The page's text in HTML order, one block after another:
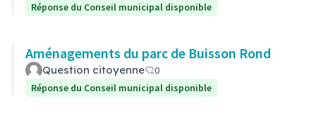
Réponse du Conseil municipal disponible
Aménagements du parc de Buisson Rond
Question citoyenne
0
Réponse du Conseil municipal disponible